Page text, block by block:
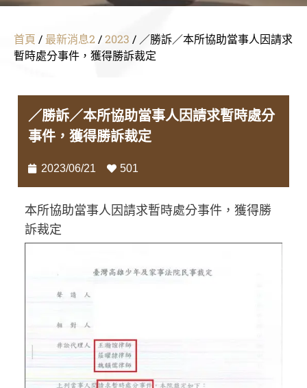
首頁 / 最新消息2 /2023 / ／勝訴／本所協助當事人因請求
暫時處分事件，獲得勝訴裁定
／勝訴／本所協助當事人因請求暫時處分
事件，獲得勝訴裁定
2023/06/21 501
本所協助當事人因請求暫時處分事件，獲得勝
訴裁定